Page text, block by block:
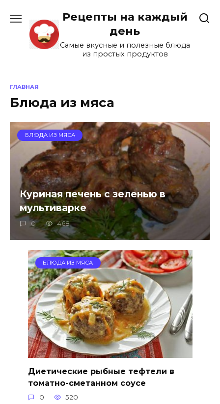
содержанию
Рецепты на каждый
день
Самые вкусные и полезные блюда
из простых продуктов
ГЛАВНАЯ
Блюда из мяса
БЛЮДА ИЗ МЯСА
Куриная печень с зеленью в
мультиварке
0 468
БЛЮДА ИЗ МЯСА
Диетические рыбные тефтели в
томатно-сметанном соусе
0 520